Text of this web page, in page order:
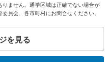
ません。通学区域は正確でない場合が
員会、各市町村にお問合せください。
を見る